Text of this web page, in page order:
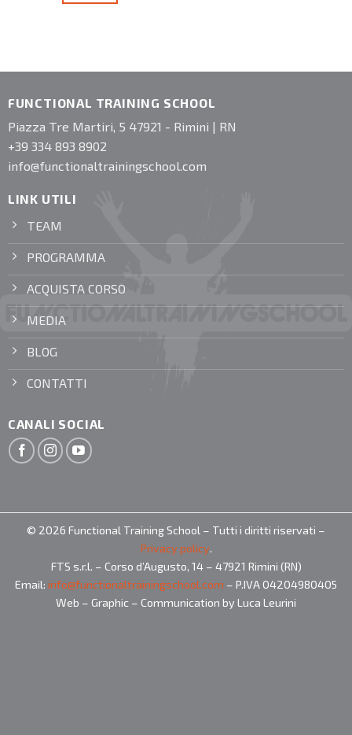
FUNCTIONAL TRAINING SCHOOL
Piazza Tre Martiri, 5 47921 - Rimini | RN
+39 334 893 8902
info@functionaltrainingschool.com
LINK UTILI
TEAM
PROGRAMMA
ACQUISTA CORSO
MEDIA
BLOG
CONTATTI
CANALI SOCIAL
© 2026 Functional Training School – Tutti i diritti riservati –
Privacy policy.
FTS s.r.l. – Corso d’Augusto, 14 – 47921 Rimini (RN)
Email: info@functionaltrainingschool.com – P.IVA 04204980405
Web – Graphic – Communication by Luca Leurini